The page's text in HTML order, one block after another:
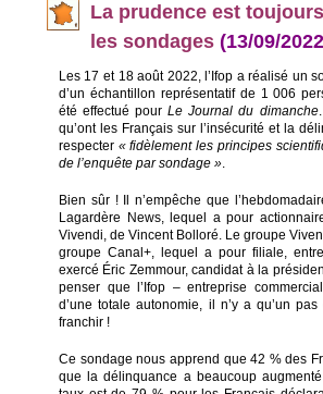
La prudence est
les sondages(13/09/
Les 17 et 18 août 2022, l’Ifop a réalisé un
d’un échantillon représentatif de 1 006
été effectué pourLe Journal du dimanche
qu’ont les Français sur l’insécurité et la
respecter « fidèlement les principes
de l’enquête par sondage ».
Bien sûr ! Il n’empêche que
Lagardère News, lequel a pour
Vivendi, de Vincent Bolloré. Le groupe
groupe Canal+, lequel a pour filiale,
exercé Éric Zemmour, candidat à la
penser que l’Ifop – entreprise
d’une totale autonomie, il n’y a qu’un
franchir !
Ce sondage nous apprend que 42 % des
que la délinquance a beaucoup